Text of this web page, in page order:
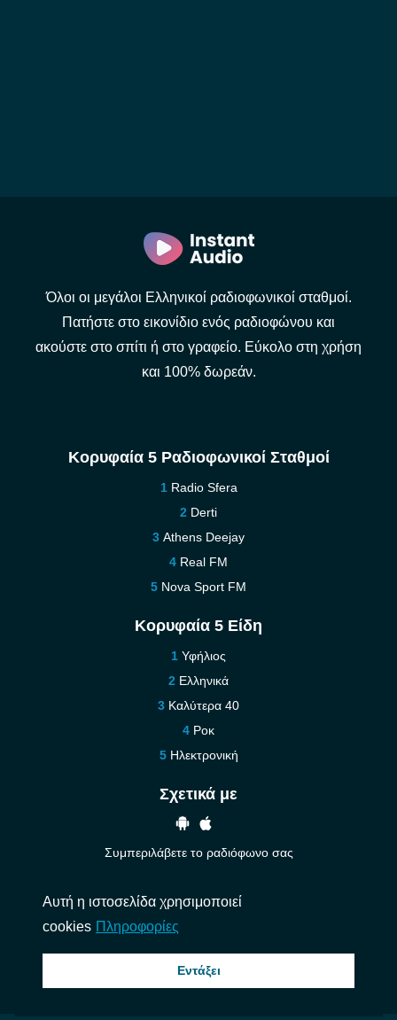
Όλοι οι μεγάλοι Ελληνικοί ραδιοφωνικοί σταθμοί.
Πατήστε στο εικονίδιο ενός ραδιοφώνου και
ακούστε στο σπίτι ή στο γραφείο. Εύκολο στη χρήση
και 100% δωρεάν.
Κορυφαία 5 Ραδιοφωνικοί Σταθμοί
Radio Sfera
Derti
Athens Deejay
Real FM
Nova Sport FM
Κορυφαία 5 Είδη
Υφήλιος
Ελληνικά
Καλύτερα 40
Ροκ
Ηλεκτρονική
Σχετικά με
Συμπεριλάβετε το ραδιόφωνο σας
Επικοινωνήστε μαζί μας
Απορρήτου
Αυτή η ιστοσελίδα χρησιμοποιεί
cookies Πληροφορίες
Εντάξει